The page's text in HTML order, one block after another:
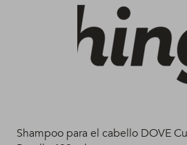
Shampoo para el cabello DOVE